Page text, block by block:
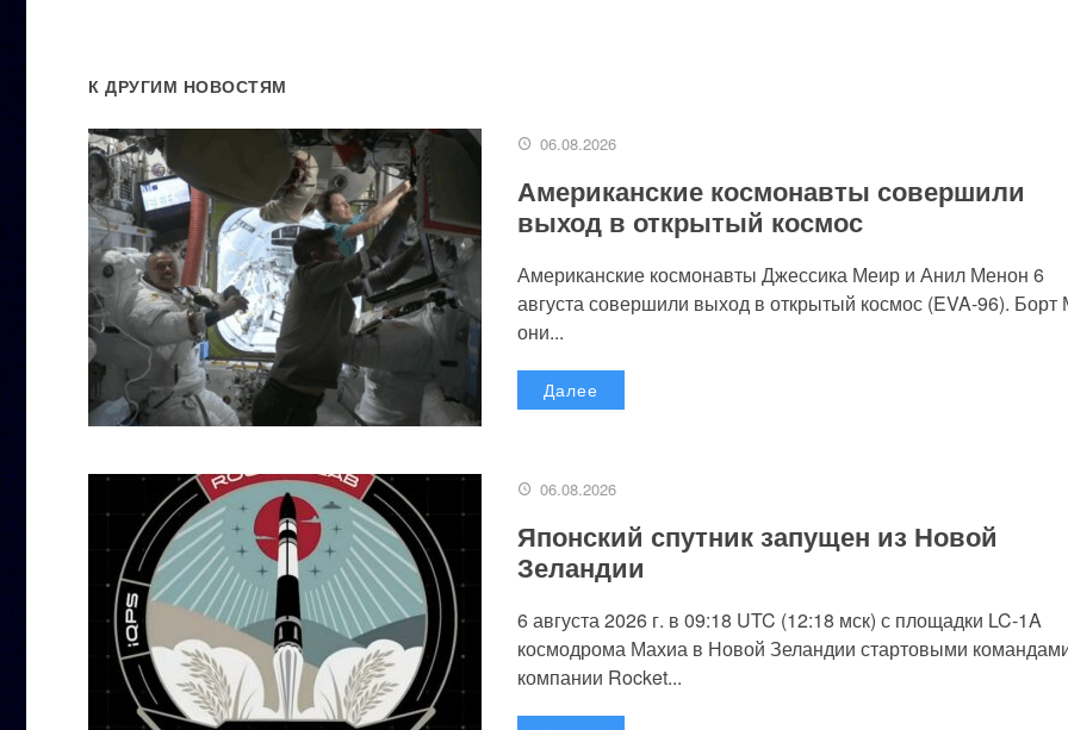
К ДРУГИМ НОВОСТЯМ
06.08.2026
Американские космонавты совершили
выход в открытый космос
Американские космонавты Джессика Меир и Анил Менон 6
августа совершили выход в открытый космос (EVA-96).
они...
Далее
06.08.2026
Японский спутник запущен из Новой
Зеландии
6 августа 2026 г. в 09:18 UTC (12:18 мск) с площадки LC-1A
космодрома Махиа в Новой Зеландии стартовыми
компании Rocket...